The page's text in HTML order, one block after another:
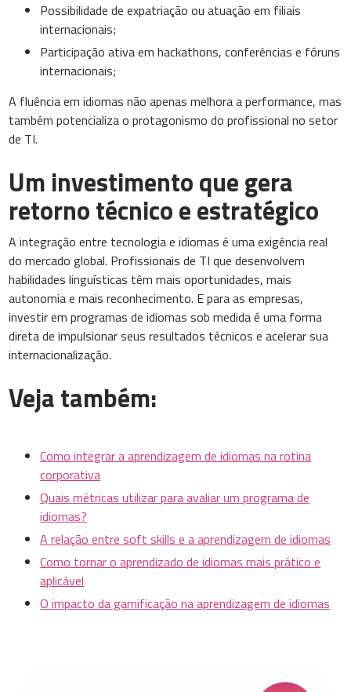
Possibilidade de expatriação ou atuação em filiais
internacionais;
Participação ativa em hackathons, conferências e fóruns
internacionais;
A fluência em idiomas não apenas melhora a performance, mas
também potencializa o protagonismo do profissional no setor
de TI.
Um investimento que gera
retorno técnico e estratégico
A integração entre tecnologia e idiomas é uma exigência real
do mercado global. Profissionais de TI que desenvolvem
habilidades linguísticas têm mais oportunidades, mais
autonomia e mais reconhecimento. E para as empresas,
investir em programas de idiomas sob medida é uma forma
direta de impulsionar seus resultados técnicos e acelerar sua
internacionalização.
Veja também:
Como integrar a aprendizagem de idiomas na rotina
corporativa
Quais métricas utilizar para avaliar um programa de
idiomas?
A relação entre soft skills e a aprendizagem de idiomas
Como tornar o aprendizado de idiomas mais prático e
aplicável
O impacto da gamificação na aprendizagem de idiomas